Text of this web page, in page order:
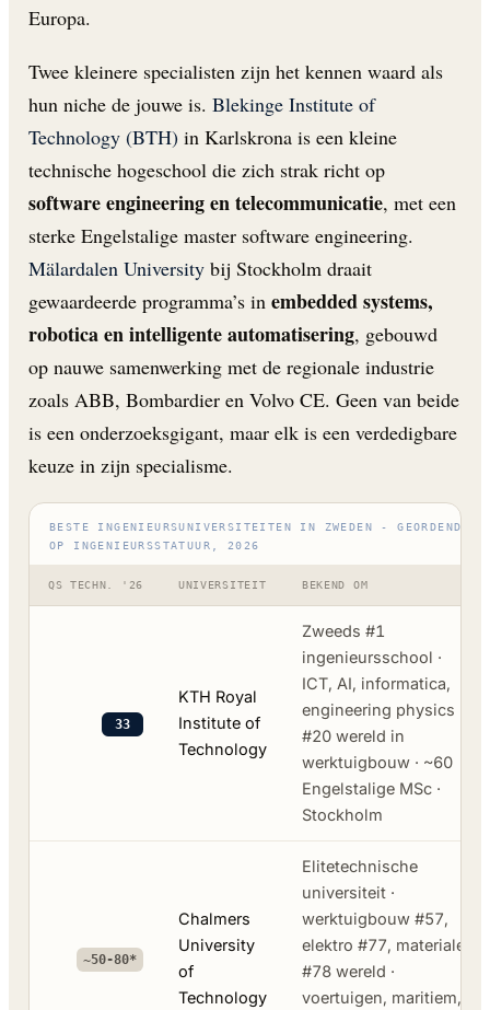
Europa.
Twee kleinere specialisten zijn het kennen waard als
hun niche de jouwe is. Blekinge Institute of
Technology (BTH) in Karlskrona is een kleine
technische hogeschool die zich strak richt op
software engineering en telecommunicatie, met een
sterke Engelstalige master software engineering.
Mälardalen University bij Stockholm draait
gewaardeerde programma’s in embedded systems,
robotica en intelligente automatisering, gebouwd
op nauwe samenwerking met de regionale industrie
zoals ABB, Bombardier en Volvo CE. Geen van beide
is een onderzoeksgigant, maar elk is een verdedigbare
keuze in zijn specialisme.
BESTE INGENIEURSUNIVERSITEITEN IN ZWEDEN - GEORDEND
OP INGENIEURSSTATUUR, 2026
QS TECHN. '26 UNIVERSITEIT BEKEND OM
33
KTH Royal
Institute of
Technology
Zweeds #1
ingenieursschool ·
ICT, AI, informatica,
engineering physics ·
#20 wereld in
werktuigbouw · ~60
Engelstalige MSc ·
Stockholm
~50-80*
Chalmers
University
of
Technology
Elitetechnische
universiteit ·
werktuigbouw #57,
elektro #77, materialen
#78 wereld ·
voertuigen, maritiem,